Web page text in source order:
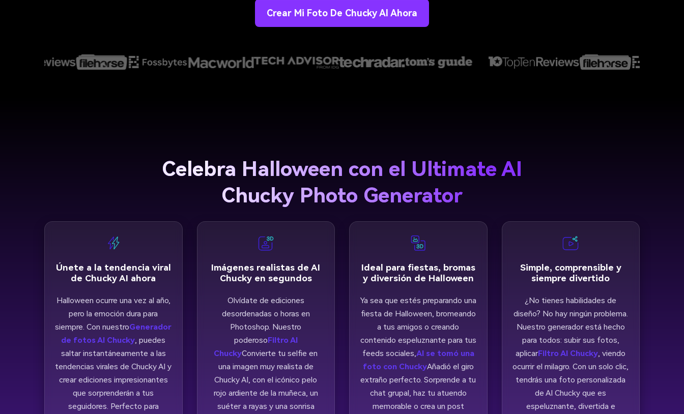
Crear Mi Foto De Chucky AI Ahora
Celebra Halloween con el Ultimate AI
Chucky Photo Generator
Únete a la tendencia viral
de Chucky AI ahora
Halloween ocurre una vez al año,
pero la emoción dura para
siempre. Con nuestroGenerador
de fotos AI Chucky, puedes
saltar instantáneamente a las
tendencias virales de Chucky AI y
crear ediciones impresionantes
que sorprenderán a tus
seguidores. Perfecto para
Imágenes realistas de AI
Chucky en segundos
Olvídate de ediciones
desordenadas o horas en
Photoshop. Nuestro
poderosoFiltro AI
ChuckyConvierte tu selfie en
una imagen muy realista de
Chucky AI, con el icónico pelo
rojo ardiente de la muñeca, un
suéter a rayas y una sonrisa
Ideal para fiestas, bromas
y diversión de Halloween
Ya sea que estés preparando una
fiesta de Halloween, bromeando
a tus amigos o creando
contenido espeluznante para tus
feeds sociales,AI se tomó una
foto con ChuckyAñadió el giro
extraño perfecto. Sorprende a tu
chat grupal, haz tu atuendo
memorable o crea un post
Simple, comprensible y
siempre divertido
¿No tienes habilidades de
diseño? No hay ningún problema.
Nuestro generador está hecho
para todos: subir sus fotos,
aplicarFiltro AI Chucky, viendo
ocurrir el milagro. Con un solo clic,
tendrás una foto personalizada
de AI Chucky que es
espeluznante, divertida e